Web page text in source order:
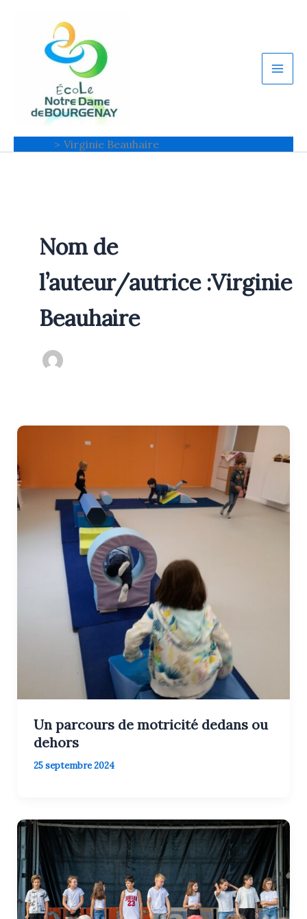
Virginie Beauhaire
Nom de
l’auteur/autrice :Virginie
Beauhaire
Un parcours de motricité dedans ou
dehors
25 septembre 2024